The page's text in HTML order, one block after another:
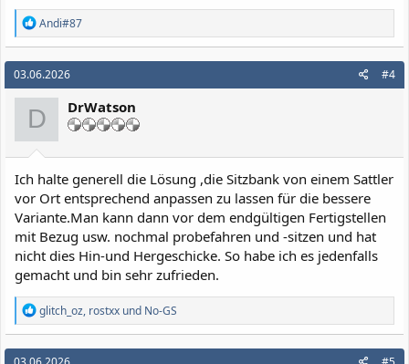
R
e
a
k
t
i
o
n
e
n
Andi#87
03.06.2026 #4
D DrWatson
Ich halte generell die Lösung ,die Sitzbank von einem Sattler
vor Ort entsprechend anpassen zu lassen für die bessere
Variante.Man kann dann vor dem endgültigen Fertigstellen
mit Bezug usw. nochmal probefahren und -sitzen und hat
nicht dies Hin-und Hergeschicke. So habe ich es jedenfalls
gemacht und bin sehr zufrieden.
R
e
a
k
glitch_oz, rostxx und No-GS